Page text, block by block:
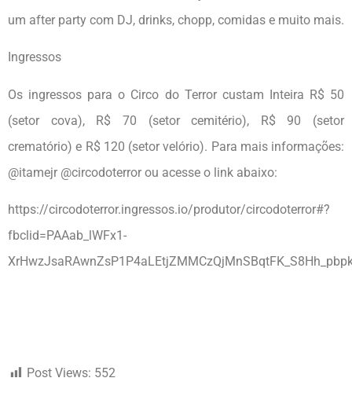
um after party com DJ, drinks, chopp, comidas e muito mais.
Ingressos
Os ingressos para o Circo do Terror custam Inteira R$ 50
(setor cova), R$ 70 (setor cemitério), R$ 90 (setor
crematório) e R$ 120 (setor velório). Para mais informações:
@itamejr @circodoterror ou acesse o link abaixo:
https://circodoterror.ingressos.io/produtor/circodoterror#?
fbclid=PAAab_lWFx1-
Post Views: 552